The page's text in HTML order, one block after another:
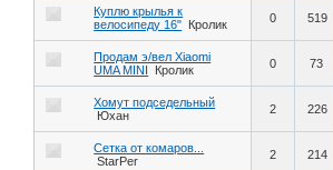
Куплю крылья к
велосипеду 16"
Кролик 0 519
Продам э/вел Xiaomi
UMA MINI
Кролик 0 73
Хомут подседельный
Юхан
2 226
Сетка от комаров...
StarPer
2 214